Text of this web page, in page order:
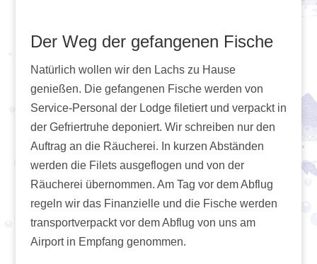
Der Weg der gefangenen Fische
Natürlich wollen wir den Lachs zu Hause
genießen. Die gefangenen Fische werden von
Service-Personal der Lodge filetiert und verpackt in
der Gefriertruhe deponiert. Wir schreiben nur den
Auftrag an die Räucherei. In kurzen Abständen
werden die Filets ausgeflogen und von der
Räucherei übernommen. Am Tag vor dem Abflug
regeln wir das Finanzielle und die Fische werden
transportverpackt vor dem Abflug von uns am
Airport in Empfang genommen.